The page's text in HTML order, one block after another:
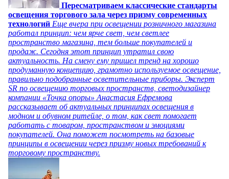
Пересматриваем классические стандарты
освещения торгового зала через призму современных
технологий Еще вчера при освещении розничного магазина
работал принцип: чем ярче свет, чем светлее
пространство магазина, тем больше покупателей и
продаж. Сегодня этот принцип утратил свою
актуальность. На смену ему пришел тренд на хорошо
продуманную концепцию, грамотно используемое освещение,
правильно подобранные осветительные приборы. Эксперт
SR по освещению торговых пространств, светодизайнер
компании «Точка опоры» Анастасия Ефремова
рассказывает об актуальных принципах освещения в
модном и обувном ритейле, о том, как свет помогает
работать с товаром, пространством и эмоциями
покупателей. Она поможет посмотреть на базовые
принципы в освещении через призму новых требований к
торговому пространству.